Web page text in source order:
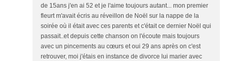
de 15ans j'en ai 52 et je l'aime toujours autant... mon premier
fleurt m'avait écris au réveillon de Noël sur la nappe de la
soirée où il était avec ces parents et c'était ce dernier Noël qui
passait..et depuis cette chanson on l'écoute mais toujours
avec un pincements au cœurs et oui 29 ans après on c'est
retrouver, moi j'étais en instance de divorce lui marier avec